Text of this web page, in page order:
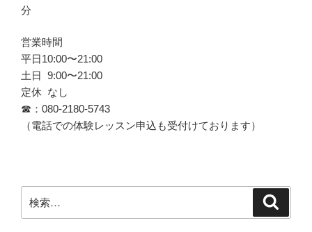
分
営業時間
平日10:00〜21:00
土日 9:00〜21:00
定休 なし
☎︎：080-2180-5743
（電話での体験レッスン申込も受付けております）
索: